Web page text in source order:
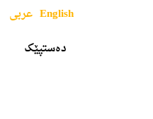
دەستپێک
English عربی